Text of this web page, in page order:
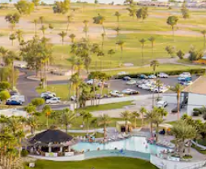
oben und unten oder erkunde